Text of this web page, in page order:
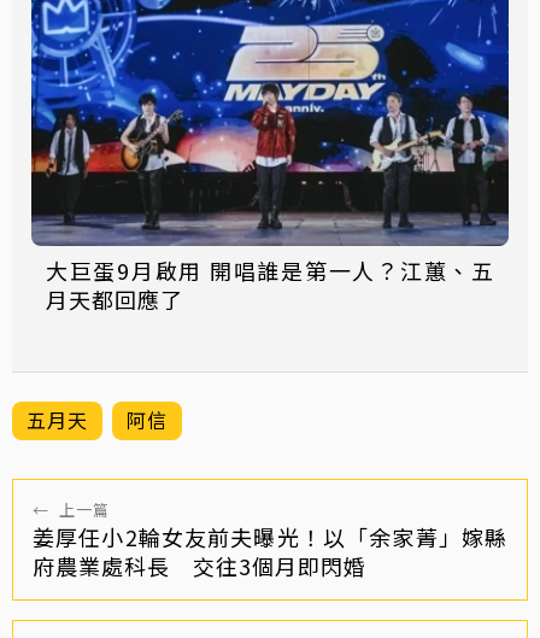
大巨蛋9月啟用 開唱誰是第一人？江蕙、五
月天都回應了
五月天 阿信
← 上一篇
姜厚任小2輪女友前夫曝光！以「余家菁」嫁縣
府農業處科長 交往3個月即閃婚